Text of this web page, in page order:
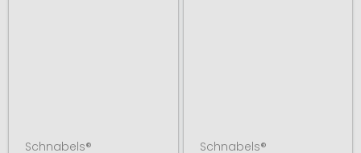
Schnabels®
Schnabels®